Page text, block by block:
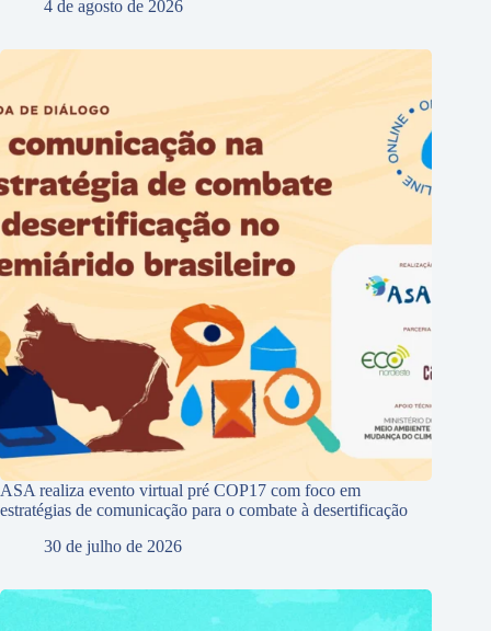
4 de agosto de 2026
ASA realiza evento virtual pré COP17 com foco em
estratégias de comunicação para o combate à desertificação
30 de julho de 2026